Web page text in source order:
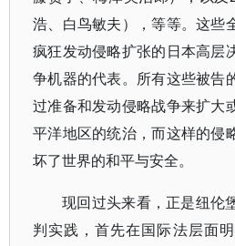
浩、白鸟敏夫），等等。这些
疯狂发动侵略扩张的日本高层
争机器的代表。所有这些被告
过准备和发动侵略战争来扩大
平洋地区的统治，而这样的侵
坏了世界的和平与安全。
现回过头来看，正是纽伦
判实践，首先在国际法层面